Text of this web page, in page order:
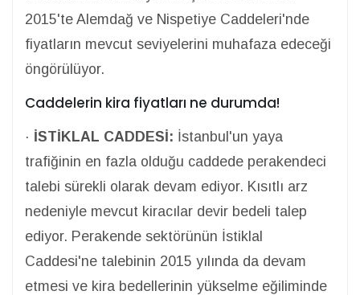
2015'te Alemdağ ve Nispetiye Caddeleri'nde
fiyatların mevcut seviyelerini muhafaza edeceği
öngörülüyor.
Caddelerin kira fiyatları ne durumda!
· İSTİKLAL CADDESİ: İstanbul'un yaya
trafiğinin en fazla olduğu caddede perakendeci
talebi sürekli olarak devam ediyor. Kısıtlı arz
nedeniyle mevcut kiracılar devir bedeli talep
ediyor. Perakende sektörünün İstiklal
Caddesi'ne talebinin 2015 yılında da devam
etmesi ve kira bedellerinin yükselme eğiliminde